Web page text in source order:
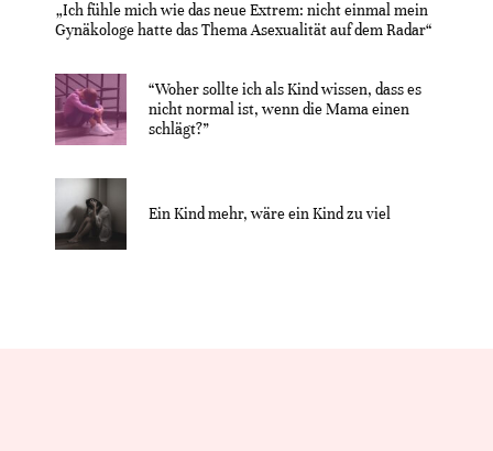
„Ich fühle mich wie das neue Extrem: nicht einmal mein
Gynäkologe hatte das Thema Asexualität auf dem Radar“
“Woher sollte ich als Kind wissen, dass es
nicht normal ist, wenn die Mama einen
schlägt?”
Ein Kind mehr, wäre ein Kind zu viel